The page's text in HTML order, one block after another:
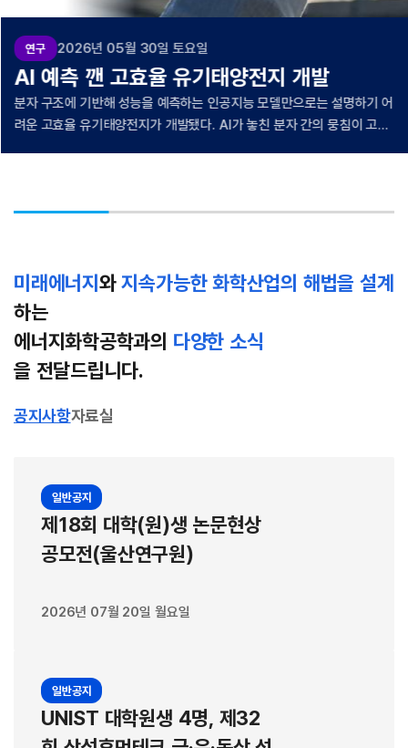
연구 2026년 05월 30일 토요일
AI 예측 깬 고효율 유기태양전지 개발
분자 구조에 기반해 성능을 예측하는 인공지능 모델만으로는 설명하기 어
려운 고효율 유기태양전지가 개발됐다. AI가 놓친 분자 간의 뭉침이 고성
료를 용매에 녹인 뒤 이를 기판에 코팅하는 방식으로 저렴하고 쉽게 제조
전지다. 연구팀은 유기태양전지 원료 분자의 곁가지 구조를 새롭게 설계
한 YBOV 분자로 이 같은 고효율 전지를 개발했다. YBOV는 용매에 녹은
상태에서 분자끼리 뭉치게 되는데, 이 뭉침이 박막이 만들어지는 과정에
서 결정 성장의 씨앗처럼 작용해 광활성층 박막의 분자 배열을 더 질서 있
게 만들어주고 전지 성능이 개선된다. 광활성층은 태양빛을 받아 전하입
좋아진다. 실제 YBOV 분자로 제조한 유기태양전지는 독성 염소 용매가
태양전지의 광활성층은 전자주개 분자와 전자받개 분자로 이뤄지는데,
YBOV는 전자받개 분자다. 전자주개 조합을 바꾸거나 별도의 전자받개를
쓰고 YBOV 분자를 첨가제처럼 소량 사용한 경우에도 모두 대조군보다
효율이 올라갔다. 이 같은 분자 간의 뭉침 효과는 유기태양전지의 성능을
개의 유기태양전지 데이터를 학습시켜 만든 AI 모델이 유독 YBOV 분자
공동 연구팀은 “이번 연구는 분자 구조 자체뿐 아니라, 용액 상태에서의
집합 거동까지 고려한 새로운 설계 전략을 제시한 것”이라며 “친환경 공
정과 결합해 고효율 전지를 만든 만큼 차세대 유기태양전지의 상용화 가
미래에너지와지속가능한 화학산업의 해법을 설계
하는
에너지화학공학과의 다양한 소식
을 전달드립니다.
공지사항자료실
일반공지
제18회 대학(원)생 논문현상
공모전(울산연구원)
2026년 07월 20일 월요일
일반공지
UNIST 대학원생 4명, 제32